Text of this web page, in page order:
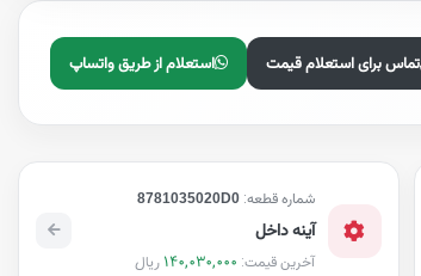
تماس برای استعلام قیمت استعلام از طریق واتساپ
شماره قطعه:8781035020D0
آینه داخل
آخرین قیمت: 140,030,000 ریال